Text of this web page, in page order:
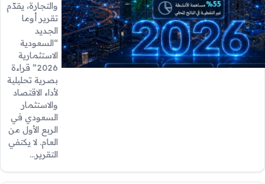
والتجارة، يقدّم
تقرير أوما
الجديد
“السعودية
الاستثمارية
2026” قراءة
بصرية تحليلية
لأداء الاقتصاد
والاستثمار
السعودي في
الربع الأول من
العام. لا يكتفي
التقرير…